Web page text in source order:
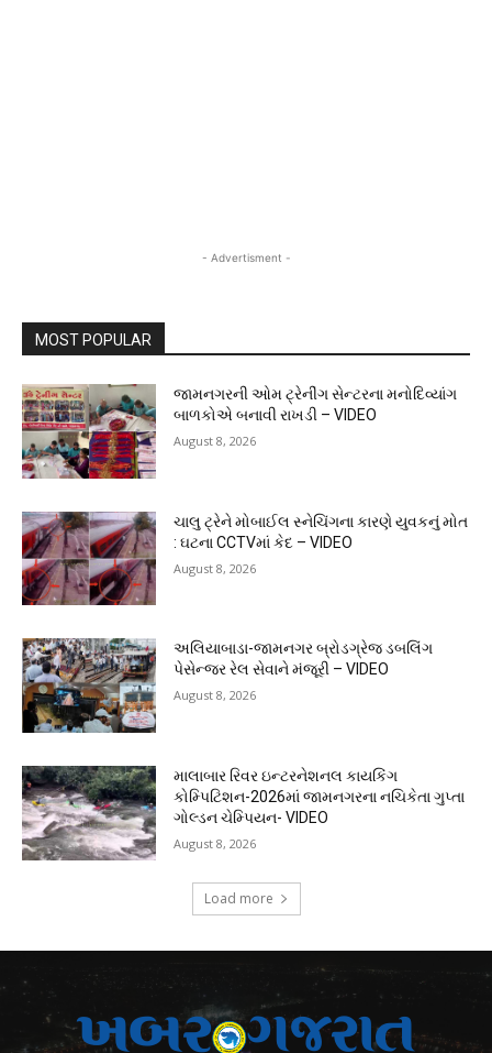
- Advertisment -
MOST POPULAR
જામનગરની ઓમ ટ્રેનીંગ સેન્ટરના મનોદિવ્યાંગ
બાળકોએ બનાવી રાખડી – VIDEO
August 8, 2026
ચાલુ ટ્રેને મોબાઈલ સ્નેચિંગના કારણે યુવકનું મોત
: ઘટના CCTVમાં કેદ – VIDEO
August 8, 2026
અલિયાબાડા-જામનગર બ્રોડગ્રેજ ડબલિંગ
પેસેન્જર રેલ સેવાને મંજૂરી – VIDEO
August 8, 2026
માલાબાર રિવર ઇન્ટરનેશનલ કાયકિંગ
કોમ્પિટિશન-2026માં જામનગરના નચિકેતા ગુપ્તા
ગોલ્ડન ચેમ્પિયન- VIDEO
August 8, 2026
Load more